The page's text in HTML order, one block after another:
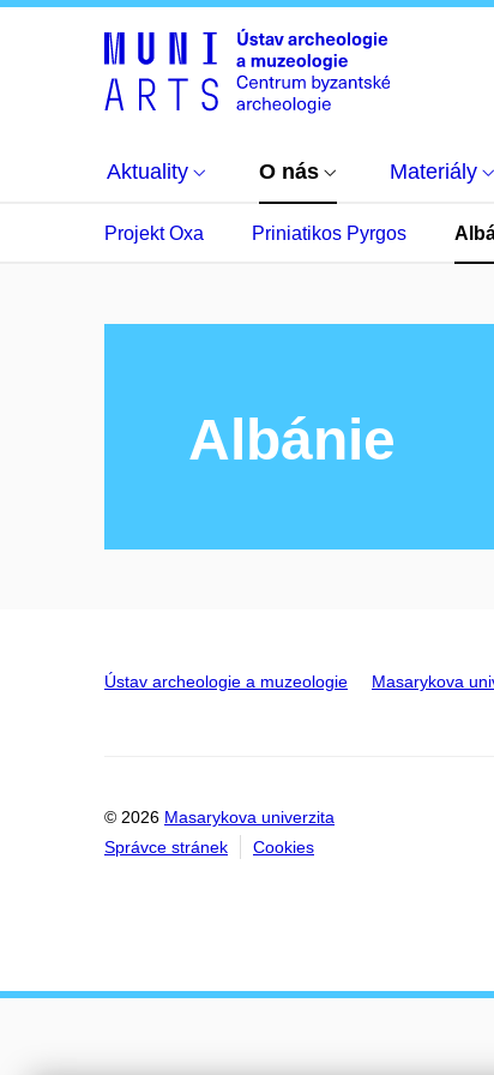
Aktuality O nás Materiály
Projekt Oxa Priniatikos Pyrgos
Albánie
Ústav archeologie a muzeologie Masarykova
© 2026 Masarykova univerzita
Správce stránek
Cookies